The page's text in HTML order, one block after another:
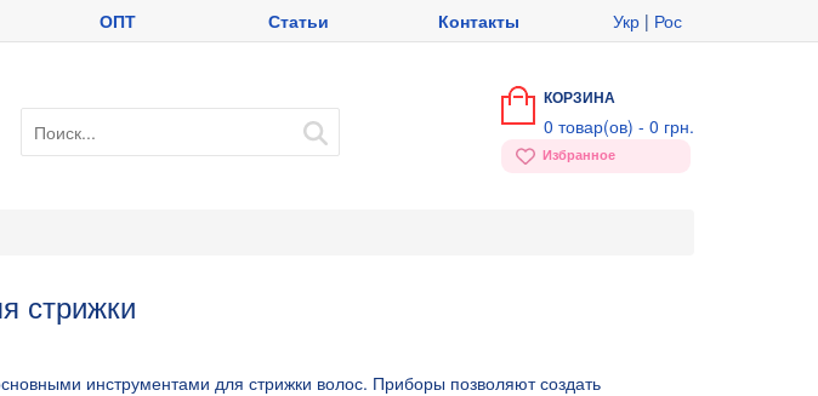
ОПТ Статьи Контакты Укр | Рос
КОРЗИНА
0 товар(ов) - 0 грн.
Избранное
стрижки
инструментами для стрижки волос. Приборы позволяют создать